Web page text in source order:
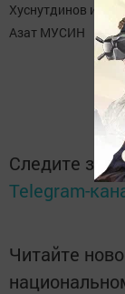
Хуснутдинов и
Азат МУСИН
Следите за
Telegram-
Читайте